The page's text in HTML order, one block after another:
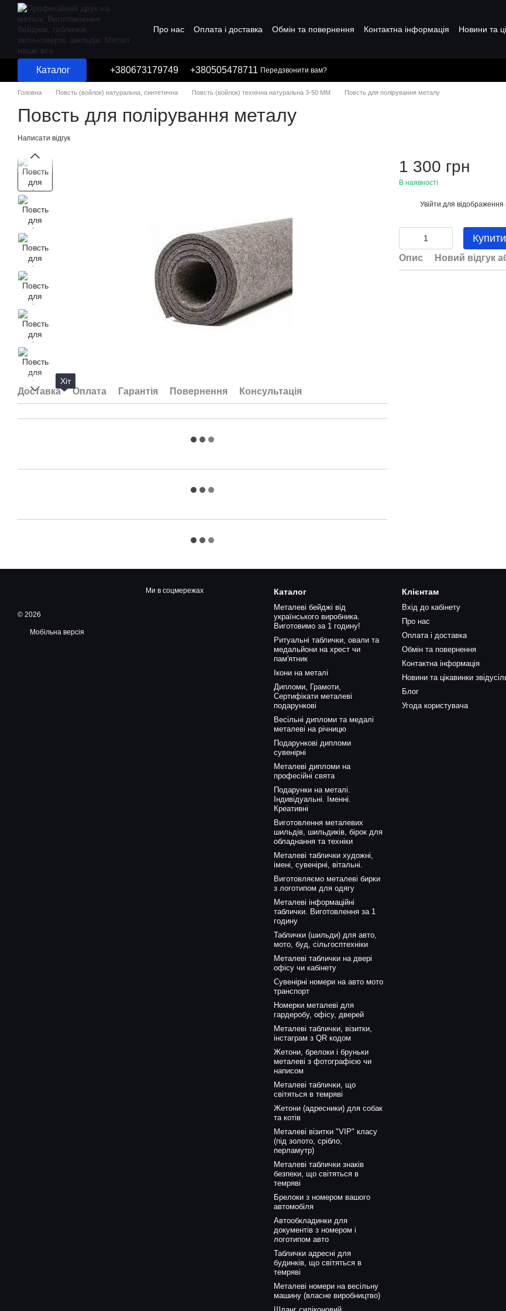
Перейти до основного контенту
Про нас Оплата і доставка Обмін та повернення Контактна інформація Новини та
Каталог +380673179749 +380505478711 Передзвонити вам?
Головна Повсть (войлок) натуральна, синтетична Повсть (войлок) технічна натуральна 3-50 ММ Повсть для полірування металу
Повсть для полірування металу
Написати відгук
Хіт
Доставка Оплата Гарантія Повернення Консультація
1 300 грн
В наявності
Увійти для відображення
Купити
Опис Новий відгук
© 2026
Мобільна версія
Ми в соцмережах Каталог
Металеві бейджі від
українського виробника.
Виготовимо за 1 годину!
Ритуальні таблички, овали та
медальйони на хрест чи
пам'ятник
Ікони на металі
Дипломи, Грамоти,
Сертифікати металеві
подарункові
Весільні дипломи та медалі
металеві на річницю
Подарункові дипломи
сувенірні
Металеві дипломи на
професійні свята
Подарунки на металі.
Індивідуальні. Іменні.
Креативні
Виготовлення металевих
шильдів, шильдиків, бірок для
обладнання та техніки
Металеві таблички художні,
імені, сувенірні, вітальні.
Виготовляємо металеві бирки
з логотипом для одягу
Металеві інформаційні
таблички. Виготовлення за 1
годину
Таблички (шильди) для авто,
мото, буд, сільгосптехніки
Металеві таблички на двері
офісу чи кабінету
Сувенірні номери на авто мото
транспорт
Номерки металеві для
гардеробу, офісу, дверей
Металеві таблички, візитки,
інстаграм з QR кодом
Жетони, брелоки і бруньки
металеві з фотографією чи
написом
Металеві таблички, що
світяться в темряві
Жетони (адресники) для собак
та котів
Металеві візитки "VIP" класу
(під золото, срібло,
перламутр)
Металеві таблички знаків
безпеки, що світяться в
темряві
Брелоки з номером вашого
автомобіля
Автообкладинки для
документів з номером і
логотипом авто
Таблички адресні для
будинків, що світяться в
темряві
Металеві номери на весільну
машину (власне виробництво)
Клієнтам
Вхід до кабінету
Про нас
Оплата і доставка
Обмін та повернення
Контактна інформація
Новини та цікавинки
Блог
Угода користувача